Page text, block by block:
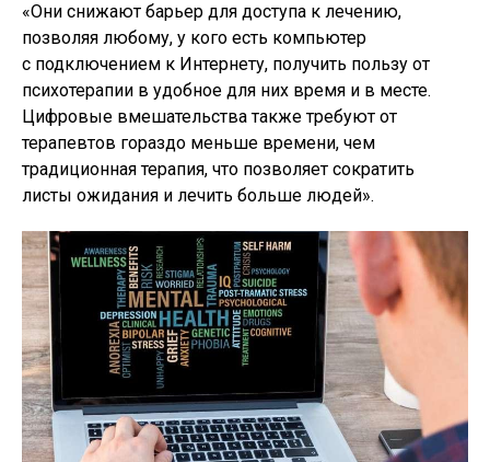
«Они снижают барьер для доступа к лечению,
позволяя любому, у кого есть компьютер
с подключением к Интернету, получить пользу от
психотерапии в удобное для них время и в месте.
Цифровые вмешательства также требуют от
терапевтов гораздо меньше времени, чем
традиционная терапия, что позволяет сократить
листы ожидания и лечить больше людей».